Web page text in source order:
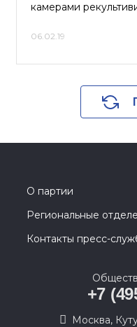
камерами
06.02.19
О партии
Региональные
Контакты пресс-
+7
Москва,